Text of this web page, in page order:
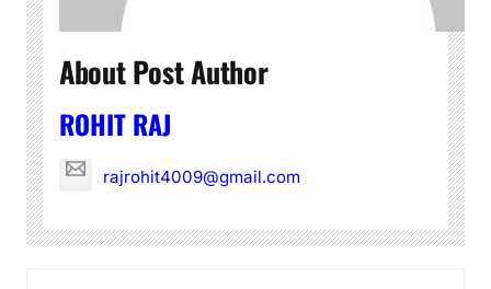
About Post Author
ROHIT RAJ
rajrohit4009@gmail.com